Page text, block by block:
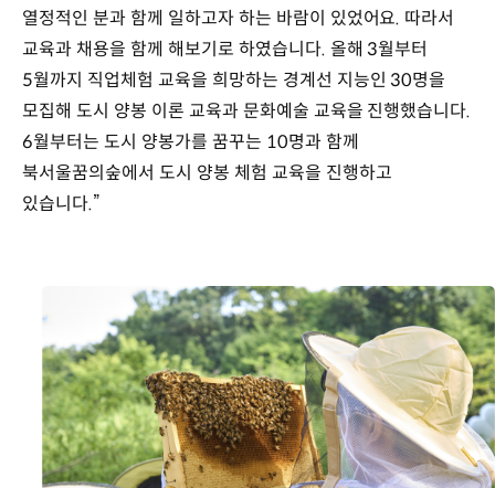
열정적인 분과 함께 일하고자 하는 바람이 있었어요. 따라서
교육과 채용을 함께 해보기로 하였습니다. 올해 3월부터
5월까지 직업체험 교육을 희망하는 경계선 지능인 30명을
모집해 도시 양봉 이론 교육과 문화예술 교육을 진행했습니다.
6월부터는 도시 양봉가를 꿈꾸는 10명과 함께
북서울꿈의숲에서 도시 양봉 체험 교육을 진행하고
있습니다.”